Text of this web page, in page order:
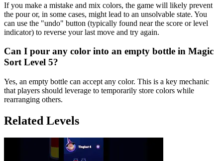
If you make a mistake and mix colors, the game will likely prevent
the pour or, in some cases, might lead to an unsolvable state. You
can use the "undo" button (typically found near the score or level
indicator) to reverse your last move and try again.
Can I pour any color into an empty bottle in Magic
Sort Level 5?
Yes, an empty bottle can accept any color. This is a key mechanic
that players should leverage to temporarily store colors while
rearranging others.
Related Levels